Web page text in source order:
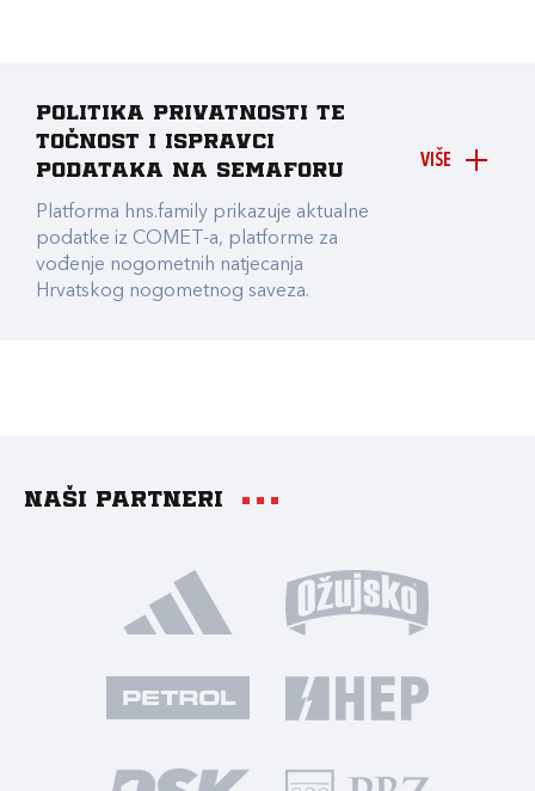
VIŠE
Politika privatnosti te
točnost i ispravci
podataka na Semaforu
Platforma hns.family prikazuje aktualne
podatke iz COMET-a, platforme za
vođenje nogometnih natjecanja
Hrvatskog nogometnog saveza.
Naši partneri